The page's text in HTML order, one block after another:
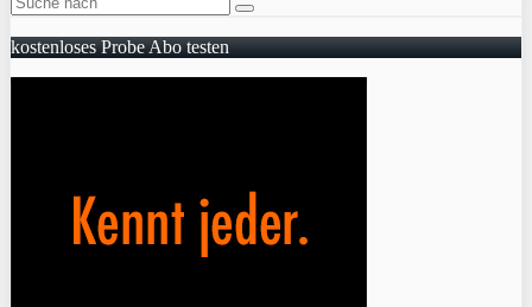
kostenloses Probe Abo testen